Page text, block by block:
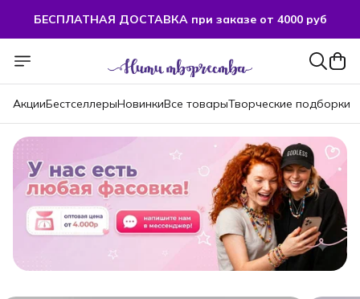
БЕСПЛАТНАЯ ДОСТАВКА при заказе от 4000 руб
БЕСПЛАТНАЯ ДОСТАВКА при заказе от 4000 руб
АкцииБестселлерыНовинкиВсе товарыТворческие подборки